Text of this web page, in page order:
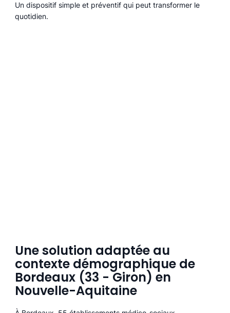
Un dispositif simple et préventif qui peut transformer le
quotidien.
Une solution adaptée au
contexte démographique de
Bordeaux (33 - Giron) en
Nouvelle-Aquitaine